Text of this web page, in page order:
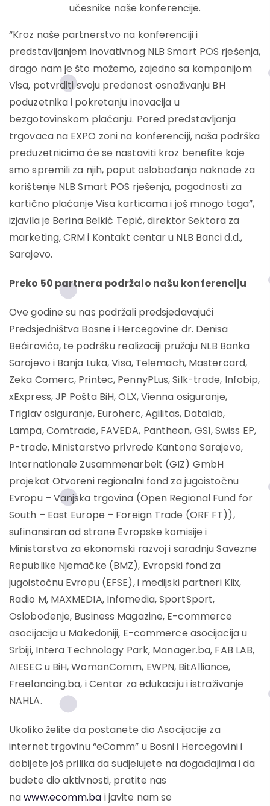
učesnike naše konferencije.
“Kroz naše partnerstvo na konferenciji i
predstavljanjem inovativnog NLB Smart POS rješenja,
drago nam je što možemo, zajedno sa kompanijom
Visa, potvrditi svoju predanost osnaživanju BH
poduzetnika i pokretanju inovacija u
bezgotovinskom plaćanju. Pored predstavljanja
trgovaca na EXPO zoni na konferenciji, naša podrška
preduzetnicima će se nastaviti kroz benefite koje
smo spremili za njih, poput oslobađanja naknade za
korištenje NLB Smart POS rješenja, pogodnosti za
kartično plaćanje Visa karticama i još mnogo toga”,
izjavila je Berina Belkić Tepić, direktor Sektora za
marketing, CRM i Kontakt centar u NLB Banci d.d.,
Sarajevo.
Preko 50 partnera podržalo našu konferenciju
Ove godine su nas podržali predsjedavajući
Predsjedništva Bosne i Hercegovine dr. Denisa
Bećirovića, te podršku realizaciji pružaju NLB Banka
Sarajevo i Banja Luka, Visa, Telemach, Mastercard,
Zeka Comerc, Printec, PennyPLus, Silk-trade, Infobip,
xExpress, JP Pošta BiH, OLX, Vienna osiguranje,
Triglav osiguranje, Euroherc, Agilitas, Datalab,
Lampa, Comtrade, FAVEDA, Pantheon, GS1, Swiss EP,
P-trade, Ministarstvo privrede Kantona Sarajevo,
Internationale Zusammenarbeit (GIZ) GmbH
projekat Otvoreni regionalni fond za jugoistočnu
Evropu – Vanjska trgovina (Open Regional Fund for
South – East Europe – Foreign Trade (ORF FT)),
sufinansiran od strane Evropske komisije i
Ministarstva za ekonomski razvoj i saradnju Savezne
Republike Njemačke (BMZ), Evropski fond za
jugoistočnu Evropu (EFSE), i medijski partneri Klix,
Radio M, MAXMEDIA, Infomedia, SportSport,
Oslobođenje, Business Magazine, E-commerce
asocijacija u Makedoniji, E-commerce asocijacija u
Srbiji, Intera Technology Park, Manager.ba, FAB LAB,
AIESEC u BiH, WomanComm, EWPN, BitAlliance,
Freelancing.ba, i Centar za edukaciju i istraživanje
NAHLA.
Ukoliko želite da postanete dio Asocijacije za
internet trgovinu “eComm” u Bosni i Hercegovini i
dobijete još prilika da sudjelujete na događajima i da
budete dio aktivnosti, pratite nas
nawww.ecomm.ba i javite nam se